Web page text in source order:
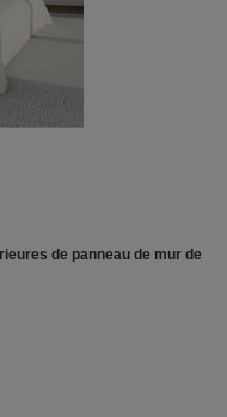
de panneau de mur de